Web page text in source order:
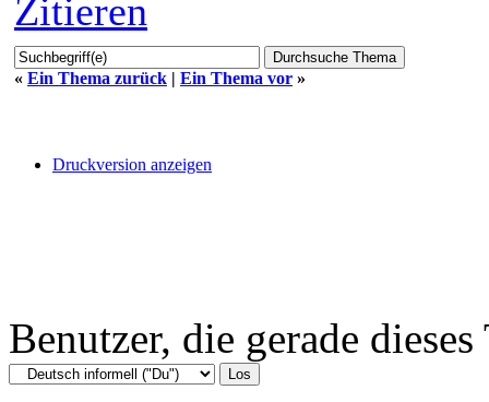
Zitieren
« Ein Thema zurück | Ein Thema vor »
Druckversion anzeigen
Benutzer, die gerade